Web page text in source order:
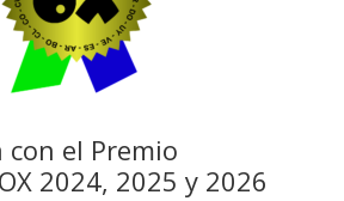
el Premio
2024, 2025 y 2026